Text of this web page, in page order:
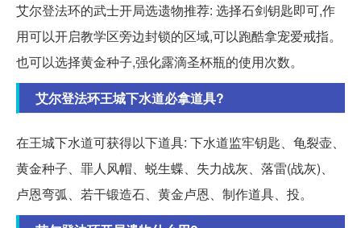
艾尔登法环的武士开局选遗物推荐: 选择石剑钥匙即可,作
用可以开启教学区旁边封锁的区域,可以跑酷拿宠爱戒指。
也可以选择黄金种子,强化露滴圣杯瓶的使用次数。
艾尔登法环王城下水道必拿道具?
在王城下水道可获得以下道具: 下水道监牢钥匙、龟裂壶、
黄金种子、罪人风帽、蜕生蝶、失力战灰、落雷(战灰)、
卢恩弯弧、若干锻造石、黄金卢恩、制作道具、投。